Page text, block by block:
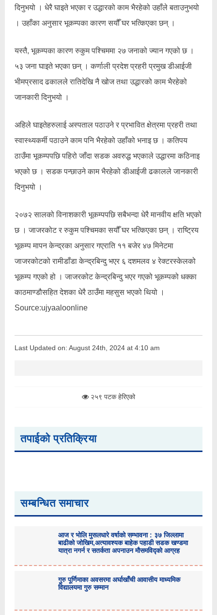
दिनुभयो । धेरै घाइते भएका र उद्धारको काम भैरहेको उहाँले बताउनुभयो
। उहाँका अनुसार भूकम्पका कारण सयौँ घर भत्किएका छन् ।
यस्तै, भूकम्पका कारण रुकुम पश्चिममा २७ जनाको ज्यान गएको छ ।
५३ जना घाइते भएका छन् । कर्णाली प्रदेश प्रहरी प्रमुख डीआईजी
भीमप्रसाद ढकालले रातिदेखि नै खोज तथा उद्धारको काम भैरहेको
जानकारी दिनुभयो ।
अहिले घाइतेहरुलाई अस्पताल पठाउने र प्रभावित क्षेत्रमा प्रहरी तथा
स्वास्थ्यकर्मी पठाउने काम पनि भैरहेको उहाँको भनाइ छ । कतिपय
ठाउँमा भूकम्पपछि पहिरो जाँदा सडक अवरुद्ध भएकाले उद्धारमा कठिनाइ
भएको छ । सडक पन्छाउने काम भैरहेको डीआईजी ढकालले जानकारी
दिनुभयो ।
२०७२ सालको विनाशकारी भूकम्पपछि सबैभन्दा धेरै मानवीय क्षति भएको
छ । जाजरकोट र रुकुम पश्चिमका सयौँ घर भत्किएका छन् । राष्ट्रिय
भूकम्प मापन केन्द्रका अनुसार गएराति ११ बजेर ४७ मिनेटमा
जाजरकोटको रामीडाँडा केन्द्रबिन्दु भएर ६ दशमलव ४ रेक्टरस्केलको
भूकम्प गएको हो । जाजरकोट केन्द्रबिन्दु भएर गएको भूकम्पको धक्का
काठमाण्डौसहित देशका धेरै ठाउँमा महसुस भएको थियो ।
Source:ujyaaloonline
Last Updated on: August 24th, 2024 at 4:10 am
२५९ पटक हेरिएको
तपाईको प्रतिक्रिया
सम्बन्धित समाचार
आज र भोलि मुसलधारे वर्षाको सम्भावना : ३७ जिल्लामा
बाढीको जोखिम,अत्यावश्यक बाहेक पहाडी सडक खण्डमा
यात्रा नगर्न र सतर्कता अपनाउन मौसमविद्काे आग्रह
गुरु पूर्णिमाका अवसरमा अर्घाखाँची आवासीय माध्यमिक
विद्यालयमा गुरु सम्मान